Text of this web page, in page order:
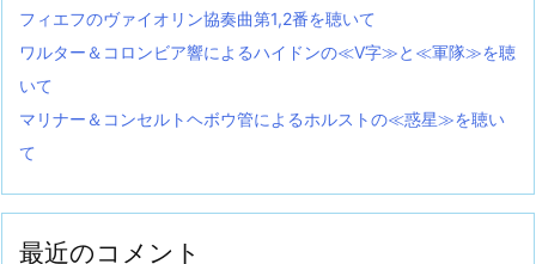
フィエフのヴァイオリン協奏曲第1,2番を聴いて
ワルター＆コロンビア響によるハイドンの≪V字≫と≪軍隊≫を聴
いて
マリナー＆コンセルトヘボウ管によるホルストの≪惑星≫を聴い
て
最近のコメント